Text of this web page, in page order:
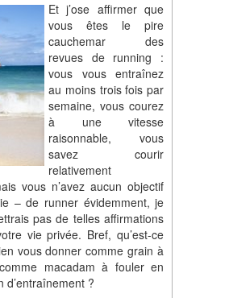
Et j’ose affirmer que
vous êtes le pire
cauchemar des
revues de running :
vous vous entraînez
au moins trois fois par
semaine, vous courez
à une vitesse
raisonnable, vous
savez courir
relativement
vous n’avez aucun objectif
– de runner évidemment, je
pas de telles affirmations
vie privée. Bref, qu’est-ce
vous donner comme grain à
macadam à fouler en
d’entraînement ?